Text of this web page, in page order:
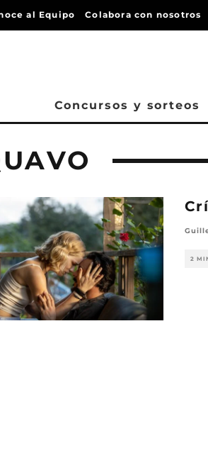
al Equipo Colabora con nosotros
Concursos y sorteos
2